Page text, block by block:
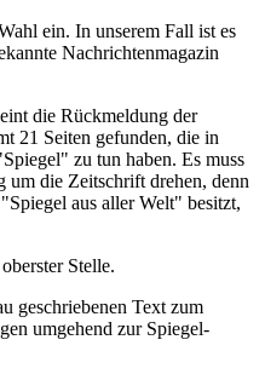
ein. In unserem Fall ist es
Nachrichtenmagazin
die Rückmeldung der
21 Seiten gefunden, die in
zu tun haben. Es muss
um die Zeitschrift drehen, denn
aus aller Welt" besitzt,
Stelle.
geschriebenen Text zum
umgehend zur Spiegel-